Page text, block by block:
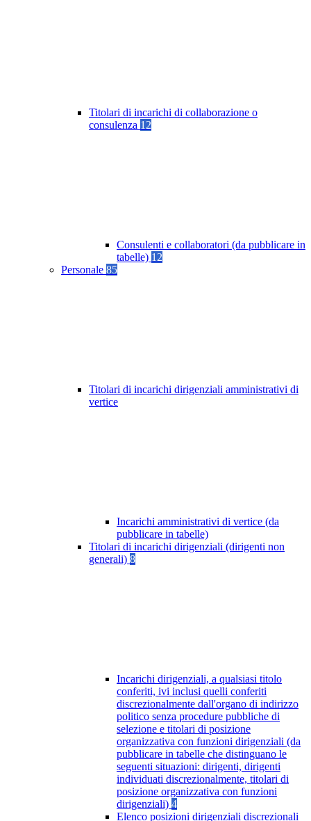
Titolari di incarichi di collaborazione o
consulenza 12
Consulenti e collaboratori (da pubblicare in
tabelle) 12
Personale 85
Titolari di incarichi dirigenziali amministrativi di
vertice
Incarichi amministrativi di vertice (da
pubblicare in tabelle)
Titolari di incarichi dirigenziali (dirigenti non
generali) 8
Incarichi dirigenziali, a qualsiasi titolo
conferiti, ivi inclusi quelli conferiti
discrezionalmente dall'organo di indirizzo
politico senza procedure pubbliche di
selezione e titolari di posizione
organizzativa con funzioni dirigenziali (da
pubblicare in tabelle che distinguano le
seguenti situazioni: dirigenti, dirigenti
individuati discrezionalmente, titolari di
posizione organizzativa con funzioni
dirigenziali) 4
Elenco posizioni dirigenziali discrezionali